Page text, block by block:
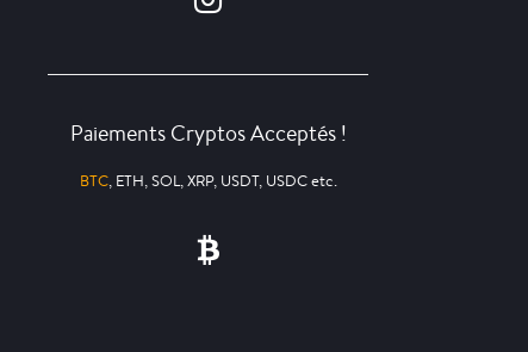
Paiements Cryptos Acceptés !
BTC, ETH, SOL, XRP, USDT, USDC etc.